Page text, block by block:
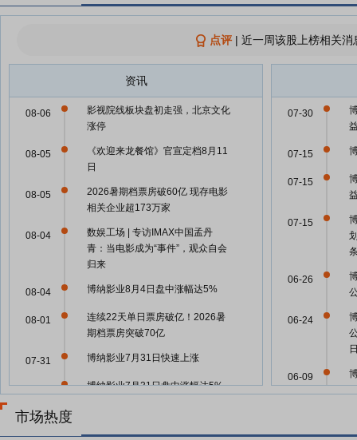
点评| 近一周该股上榜相关
资讯
影视院线板块盘初走强，北京文化
涨停
08-06
《欢迎来龙餐馆》官宣定档8月11
日
08-05
2026暑期档票房破60亿 现存电影
相关企业超173万家
08-05
数娱工场 | 专访IMAX中国孟丹
青：当电影成为“事件”，观众自会
归来
08-04
博纳影业8月4日盘中涨幅达5%
08-04
连续22天单日票房破亿！2026暑
期档票房突破70亿
08-01
博纳影业7月31日快速上涨
07-31
博纳影业7月31日盘中涨幅达5%
07-31
07-29
07-30
07-15
07-15
07-15
06-26
06-24
06-09
市场热度